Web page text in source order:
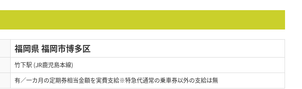
福岡県 福岡市博多区
竹下駅 (JR鹿児島本線)
有／一カ月の定期券相当金額を実費支給※特急代通常の乗車券以外の支給は無